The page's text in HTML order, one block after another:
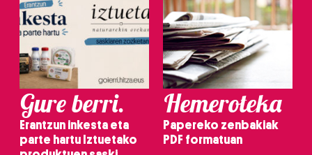
Gure berri.
Erantzun inkesta eta
parte hartu Iztuetako
Hemeroteka
Papereko zenbakiak
PDF formatuan